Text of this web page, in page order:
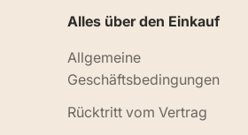
Alles über den Einkauf
Allgemeine
Geschäftsbedingungen
Rücktritt vom Vertrag